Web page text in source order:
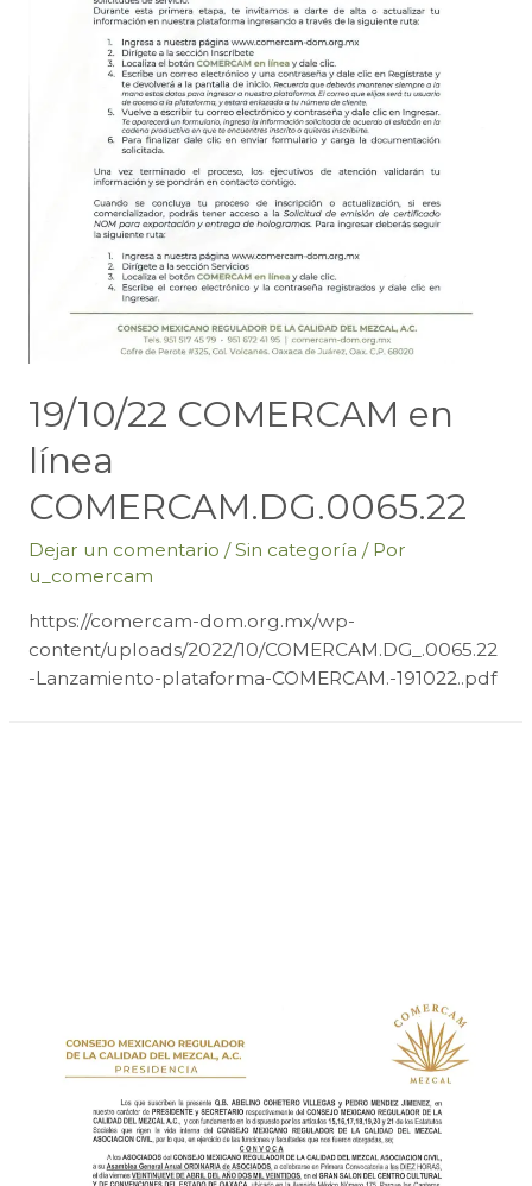
19/10/22 COMERCAM en
línea
COMERCAM.DG.0065.22
Dejar un comentario /Sin categoría / Por
u_comercam
https://comercam-dom.org.mx/wp-
content/uploads/2022/10/COMERCAM.DG_.0065.22
-Lanzamiento-plataforma-COMERCAM.-191022..pdf